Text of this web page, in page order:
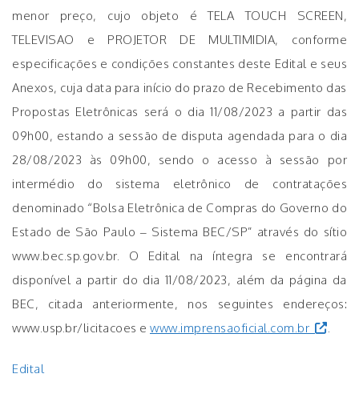
menor preço, cujo objeto é TELA TOUCH SCREEN,
TELEVISAO e PROJETOR DE MULTIMIDIA, conforme
especificações e condições constantes deste Edital e seus
Anexos, cuja data para início do prazo de Recebimento das
Propostas Eletrônicas será o dia 11/08/2023 a partir das
09h00, estando a sessão de disputa agendada para o dia
28/08/2023 às 09h00, sendo o acesso à sessão por
intermédio do sistema eletrônico de contratações
denominado “Bolsa Eletrônica de Compras do Governo do
Estado de São Paulo – Sistema BEC/SP” através do sítio
www.bec.sp.gov.br. O Edital na íntegra se encontrará
disponível a partir do dia 11/08/2023, além da página da
BEC, citada anteriormente, nos seguintes endereços:
www.usp.br/licitacoes e www.imprensaoficial.com.br .
Edital